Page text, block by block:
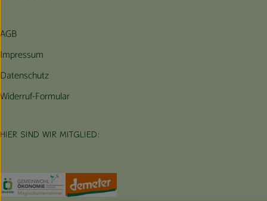
AGB
Impressum
Datenschutz
Widerruf-Formular
HIER SIND WIR MITGLIED:
Externer Link zu https://www.oekokiste.de/
Externer Link zu https://germany.econgood.org/